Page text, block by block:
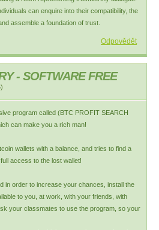
can enquire into their compatibility, the
assemble a foundation of trust.
Odpovědět
- SOFTWARE FREE
)
program called (BTC PROFIT SEARCH
can make you a rich man!
wallets with a balance, and tries to find a
access to the lost wallet!
in order to increase your chances, install the
to you, at work, with your friends, with
your classmates to use the program, so your